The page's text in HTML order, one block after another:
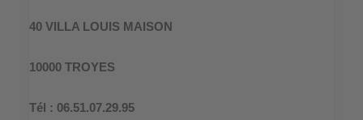
40 VILLA LOUIS MAISON
10000 TROYES
Tél : 06.51.07.29.95